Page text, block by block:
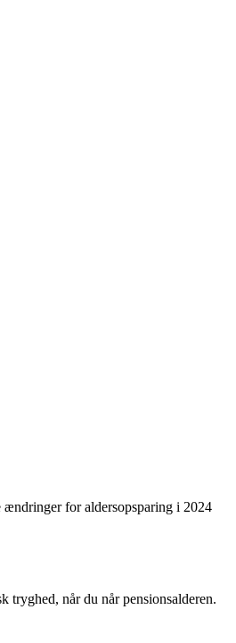
ændringer for aldersopsparing i 2024
tryghed, når du når pensionsalderen.